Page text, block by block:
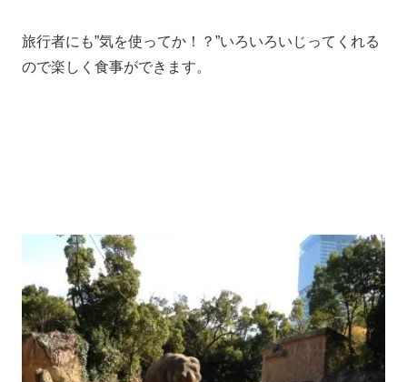
旅行者にも”気を使ってか！？”いろいろいじってくれる
ので楽しく食事ができます。